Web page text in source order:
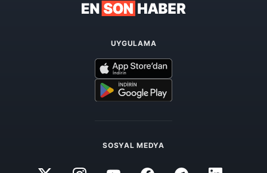
UYGULAMA
SOSYAL MEDYA